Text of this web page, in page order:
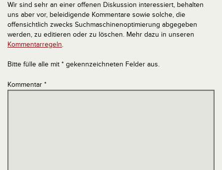
Wir sind sehr an einer offenen Diskussion interessiert, behalten
uns aber vor, beleidigende Kommentare sowie solche, die
offensichtlich zwecks Suchmaschinenoptimierung abgegeben
werden, zu editieren oder zu löschen. Mehr dazu in unseren
Kommentarregeln.
Bitte fülle alle mit * gekennzeichneten Felder aus.
Kommentar *